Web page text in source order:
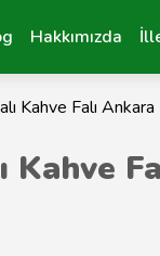
Hakkımızda
Falı Ankara